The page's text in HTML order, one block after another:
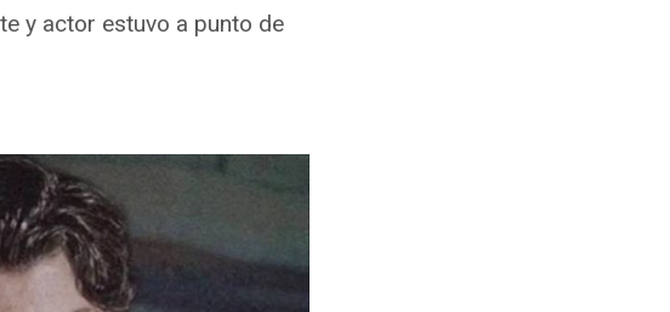
y actor estuvo a punto de